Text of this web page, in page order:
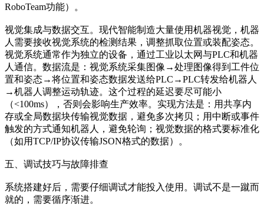
RoboTeam功能）。
视觉集成与数据交互。现代智能制造大量使用机器视觉，机器
人需要接收视觉系统的检测结果，调整抓取位置或装配姿态。
视觉系统通常作为独立的设备，通过工业以太网与PLC和机器
人通信。数据流是：视觉系统采集图像→处理图像得到工件位
置和姿态→将位置和姿态数据发送给PLC→PLC转发给机器人
→机器人调整运动轨迹。这个过程的延迟要尽可能小
（<100ms），否则会影响生产效率。实现方法是：用共享内
存或全局数据块传输视觉数据，避免多次拷贝；用中断或事件
触发的方式通知机器人，避免轮询；视觉数据的格式要标准化
（如用TCP/IP协议传输JSON格式的数据）。
五、调试技巧与故障排查
系统搭建好后，需要仔细调试才能投入使用。调试不是一蹴而
就的，需要循序渐进。